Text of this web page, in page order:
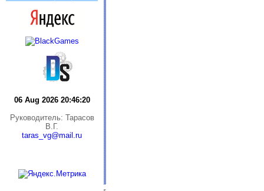
06 Aug 2026 20:46:21
Руководитель: Тарасов
В.Г.
taras_vg@mail.ru